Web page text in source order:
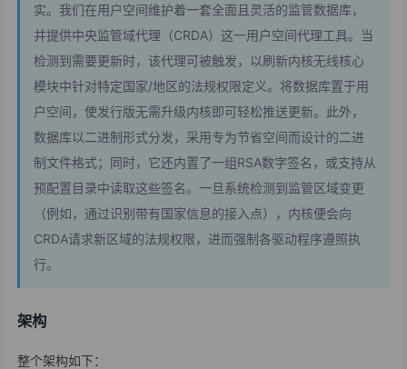
实。我们在用户空间维护着一套全面且灵活的监管数据库，
并提供中央监管域代理（CRDA）这一用户空间代理工具。当
检测到需要更新时，该代理可被触发，以刷新内核无线核心
模块中针对特定国家/地区的法规权限定义。将数据库置于用
户空间，使发行版无需升级内核即可轻松推送更新。此外，
数据库以二进制形式分发，采用专为节省空间而设计的二进
制文件格式；同时，它还内置了一组RSA数字签名，或支持从
预配置目录中读取这些签名。一旦系统检测到监管区域变更
（例如，通过识别带有国家信息的接入点），内核便会向
CRDA请求新区域的法规权限，进而强制各驱动程序遵照执
行。
架构
整个架构如下：